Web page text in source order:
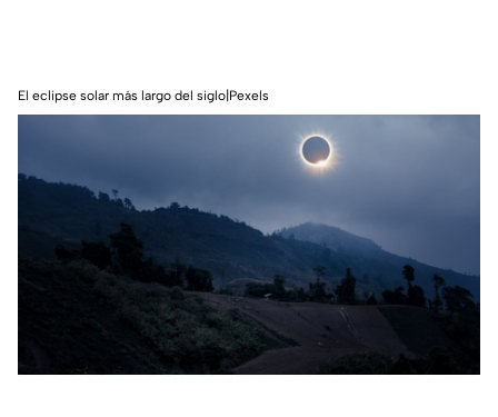
El eclipse solar más largo del siglo|Pexels